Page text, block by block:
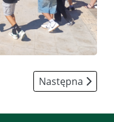
Muzeum Sportu i
Następna
Następna